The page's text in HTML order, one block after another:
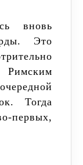
Это
Тогда
первых,